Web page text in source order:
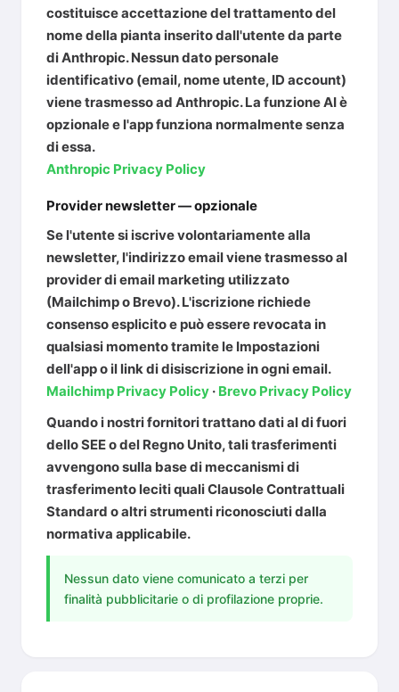
costituisce accettazione del trattamento del
nome della pianta inserito dall'utente da parte
di Anthropic.Nessun dato personale
identificativo (email, nome utente, ID account)
viene trasmesso ad Anthropic. La funzione AI è
opzionale e l'app funziona normalmente senza
di essa.
Anthropic Privacy Policy
Provider newsletter — opzionale
Se l'utente si iscrive volontariamente alla
newsletter, l'indirizzo email viene trasmesso al
provider di email marketing utilizzato
(Mailchimp o Brevo). L'iscrizione richiede
consenso esplicito e può essere revocata in
qualsiasi momento tramite le Impostazioni
dell'app o il link di disiscrizione in ogni email.
Mailchimp Privacy Policy · Brevo Privacy Policy
Quando i nostri fornitori trattano dati al di fuori
dello SEE o del Regno Unito, tali trasferimenti
avvengono sulla base di meccanismi di
trasferimento leciti quali Clausole Contrattuali
Standard o altri strumenti riconosciuti dalla
normativa applicabile.
Nessun dato viene comunicato a terzi per
finalità pubblicitarie o di profilazione proprie.